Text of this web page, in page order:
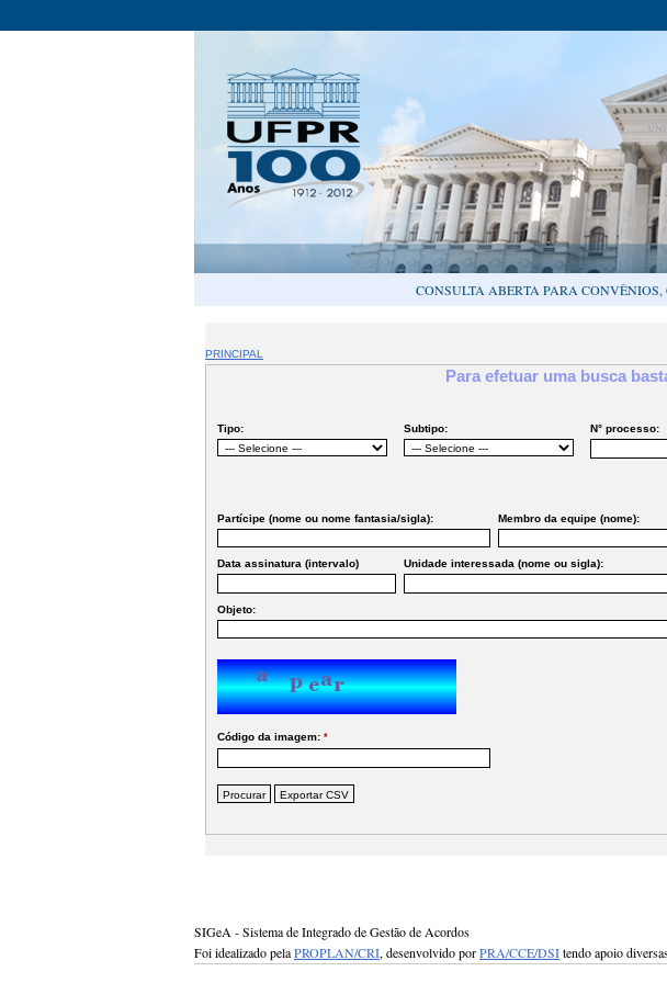
CONSULTA ABERTA PARA CONVÊNIOS,
PRINCIPAL
Para efetuar uma busca
Tipo: Subtipo: N° processo:
Partícipe (nome ou nome fantasia/sigla): Membro da equipe (nome):
Data assinatura (intervalo) Unidade interessada (nome ou sigla):
Objeto:
Código da imagem: *
SIGeA - Sistema de Integrado de Gestão de Acordos
Foi idealizado pelaPROPLAN/CRI, desenvolvido porPRA/CCE/DSItendo apoio